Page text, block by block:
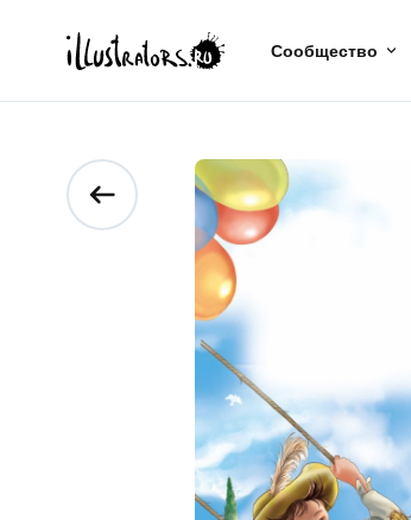
Сообщество